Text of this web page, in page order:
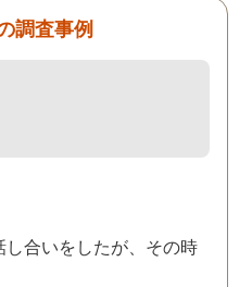
調査事例
し合いをしたが、その時